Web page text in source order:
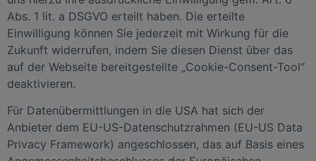
Abs. 1 lit. a DSGVO erteilt haben. Die erteilte
Einwilligung können Sie jederzeit mit Wirkung für die
Zukunft widerrufen, indem Sie diesen Dienst über das
auf der Webseite bereitgestellte „Cookie-Consent-Tool“
deaktivieren.
Für Datenübermittlungen in die USA hat sich der
Anbieter dem EU-US-Datenschutzrahmen (EU-US Data
Privacy Framework) angeschlossen, das auf Basis eines